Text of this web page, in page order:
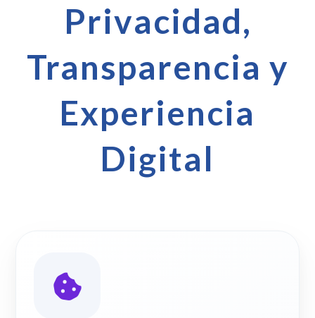
Privacidad,
Transparencia y
Experiencia
Digital